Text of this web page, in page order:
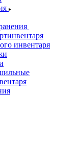
инвентаря